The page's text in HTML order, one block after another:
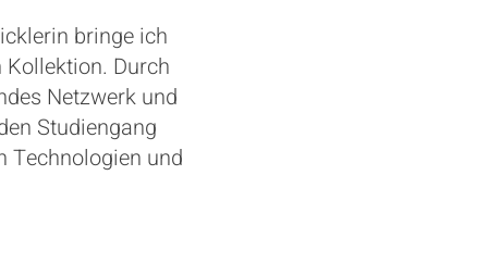
bringe ich
Durch
Netzwerk und
Studiengang
Technologien und